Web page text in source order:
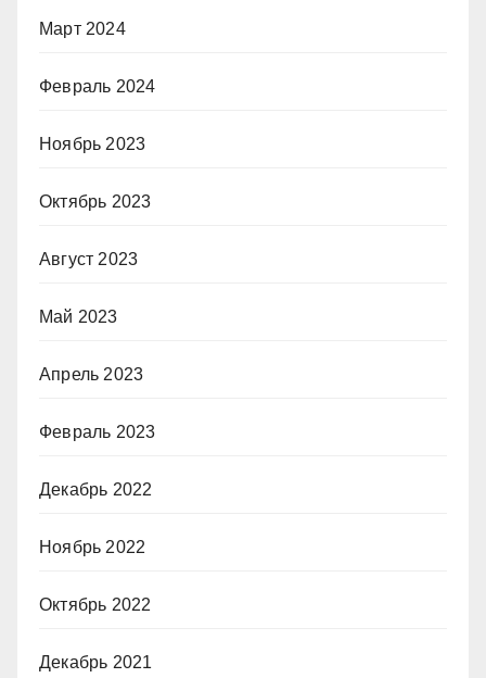
Март 2024
Февраль 2024
Ноябрь 2023
Октябрь 2023
Август 2023
Май 2023
Апрель 2023
Февраль 2023
Декабрь 2022
Ноябрь 2022
Октябрь 2022
Декабрь 2021